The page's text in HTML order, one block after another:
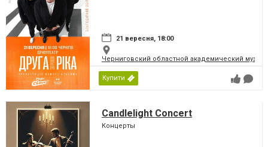
21 вересня, 18:00
Черниговский областной академический
Купити
Candlelight Concert
Концерты